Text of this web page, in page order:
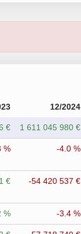
12/2024
€ 1 611 045 980 €
% -4.0 %
€ -54 420 537 €
% -3.4 %